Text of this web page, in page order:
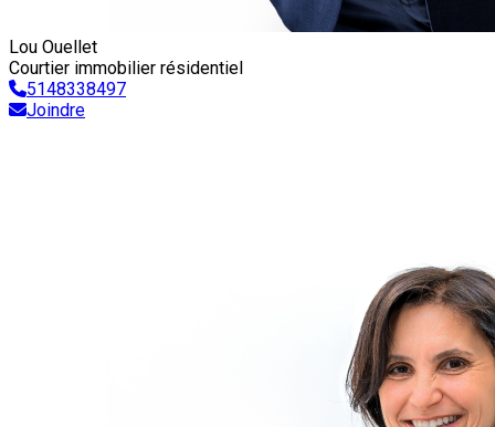
Lou Ouellet
Courtier immobilier résidentiel
5148338497
Joindre